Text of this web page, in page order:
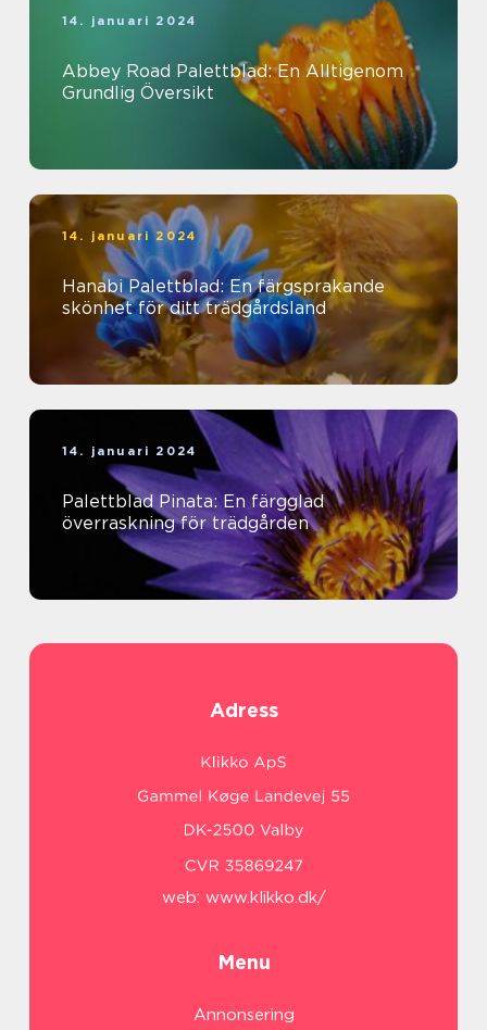
14. januari 2024
Abbey Road Palettblad: En Alltigenom
Grundlig Översikt
14. januari 2024
Hanabi Palettblad: En färgsprakande
skönhet för ditt trädgårdsland
14. januari 2024
Palettblad Pinata: En färgglad
överraskning för trädgården
Adress
web: www.klikko.dk/
Menu
Annonsering